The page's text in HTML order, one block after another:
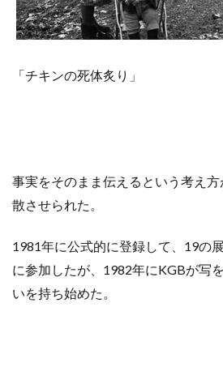
「チキンの死体炙り」
事実をそのまま伝えるという考え
散させられた。
1981年に公式的に登録して、19の
に参加したが、1982年にKGBが写
いを持ち始めた。